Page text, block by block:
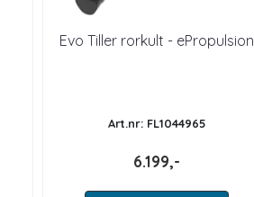
Evo Tiller rorkult - ePropulsion
Art.nr: FL1044965
6.199,-